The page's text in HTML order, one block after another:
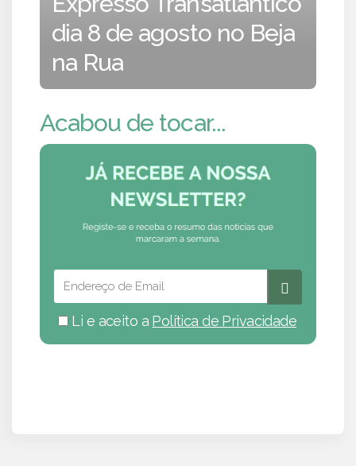
dia 8 de agosto no Beja
na Rua
Acabou de tocar...
Li e aceito a Política de Privacidade